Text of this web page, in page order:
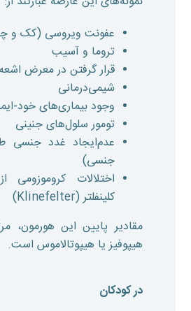
عفونت ویروسی (کک و
تروما و آسیب
قرار گرفتن در معرض اشعه
شیمی‌درمانی
وجود بیماری‌های خود-
تومور سلول‌های جنینی
عدم‌ایجاد غدد جنسی
جنسی)
اختلالات کروموزومی
کلینفلتر (Klinefelter)
مقادیر پایین این هورمون،
هیپوفیز یا هیپوتالاموس است.
در کودکان